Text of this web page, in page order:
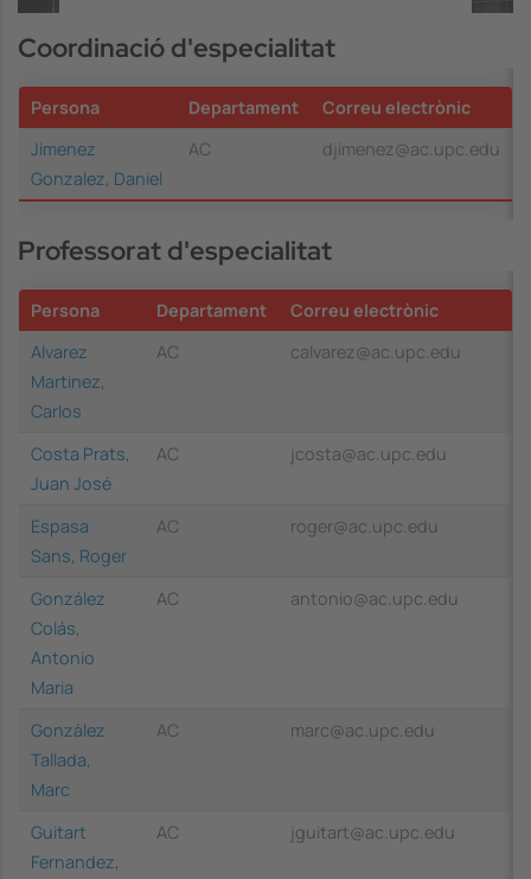
Més Informació
Accepta
powered by
Usercentrics Consent
Coordinació d'especialitat
Persona Departament
Correu electrònic
Jimenez
Gonzalez, Daniel
AC djimenez@ac.upc.edu
Professorat d'especialitat
Persona Departament
Correu electrònic
Alvarez
Martinez,
Carlos
AC calvarez@ac.upc.edu
Costa Prats,
Juan José
AC jcosta@ac.upc.edu
Espasa
Sans, Roger
AC roger@ac.upc.edu
González
Colás,
Antonio
Maria
AC antonio@ac.upc.edu
Gonzàlez
Tallada,
Marc
AC marc@ac.upc.edu
Guitart
Fernandez,
AC jguitart@ac.upc.edu